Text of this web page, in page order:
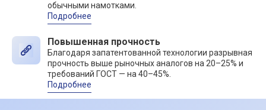
обычными намотками.
Подробнее
Повышенная прочность
Благодаря запатентованной технологии разрывная
прочность выше рыночных аналогов на 20–25% и
требований ГОСТ — на 40–45%.
Подробнее